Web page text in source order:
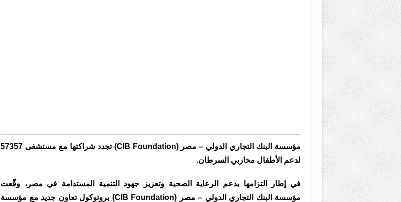
مؤسسة البنك التجاري الدولي – مصر (CIB Foundation) تجدد شراكتها مع مستشفى 57357
لدعم الأطفال محاربي السرطان.
في إطار التزامها بدعم الرعاية الصحية وتعزيز جهود التنمية المستدامة في مصر، وقّعت
مؤسسة البنك التجاري الدولي – مصر (CIB Foundation) بروتوكول تعاون جديد مع مؤسسة